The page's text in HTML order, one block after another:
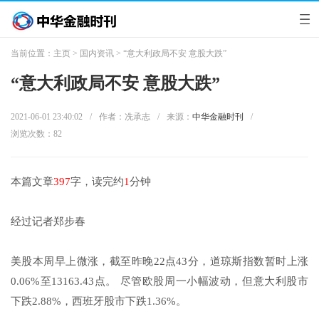
当前位置： 主页 > 国内资讯 > “意大利政局不安 意股大跌”
“意大利政局不安 意股大跌”
2021-06-01 23:40:02 / 作者：冼承志 / 来源： 中华金融时刊
/
浏览次数： 82
本篇文章397字，读完约1分钟
经过记者郑步春
美股本周早上微涨，截至昨晚22点43分，道琼斯指数暂时上涨
0.06%至13163.43点。 尽管欧股周一小幅波动，但意大利股市
下跌2.88%，西班牙股市下跌1.36%。